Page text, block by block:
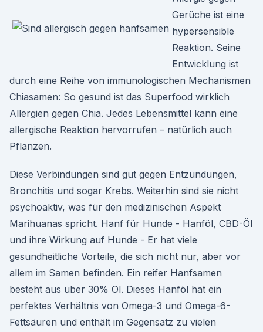
Gerüche ist eine
hypersensible
Reaktion. Seine
Entwicklung ist
durch eine Reihe von immunologischen Mechanismen
Chiasamen: So gesund ist das Superfood wirklich
Allergien gegen Chia. Jedes Lebensmittel kann eine
allergische Reaktion hervorrufen – natürlich auch
Pflanzen.
Diese Verbindungen sind gut gegen Entzündungen,
Bronchitis und sogar Krebs. Weiterhin sind sie nicht
psychoaktiv, was für den medizinischen Aspekt
Marihuanas spricht. Hanf für Hunde - Hanföl, CBD-Öl
und ihre Wirkung auf Hunde - Er hat viele
gesundheitliche Vorteile, die sich nicht nur, aber vor
allem im Samen befinden. Ein reifer Hanfsamen
besteht aus über 30% Öl. Dieses Hanföl hat ein
perfektes Verhältnis von Omega-3 und Omega-6-
Fettsäuren und enthält im Gegensatz zu vielen